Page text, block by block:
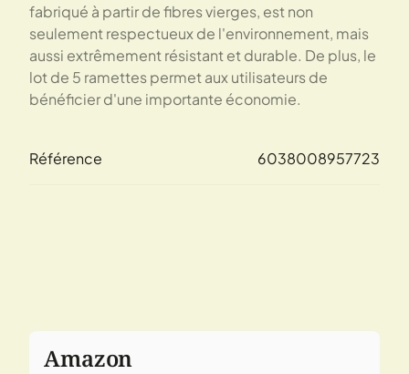
fabriqué à partir de fibres vierges, est non
seulement respectueux de l'environnement, mais
aussi extrêmement résistant et durable. De plus, le
lot de 5 ramettes permet aux utilisateurs de
bénéficier d'une importante économie.
Référence 6038008957723
Amazon